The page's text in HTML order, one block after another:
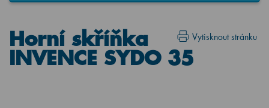
Vytisknout stránku
Horní skříňka
INVENCE SYDO 35